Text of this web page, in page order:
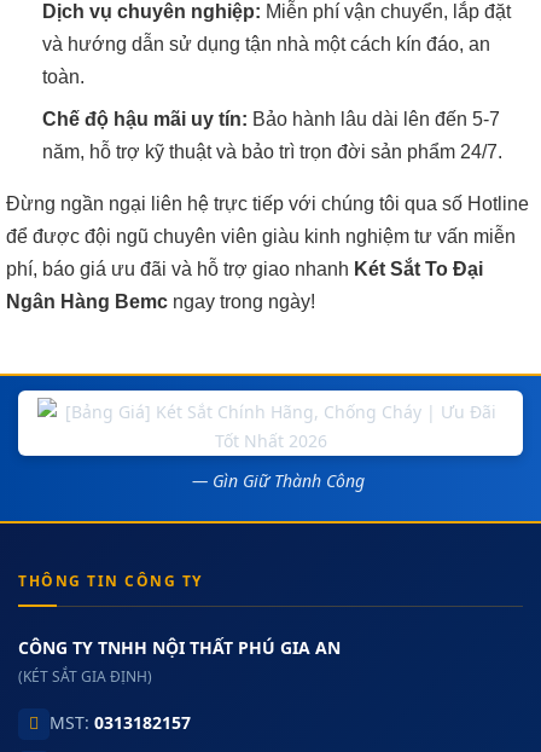
Dịch vụ chuyên nghiệp: Miễn phí vận chuyển, lắp đặt
và hướng dẫn sử dụng tận nhà một cách kín đáo, an
toàn.
Chế độ hậu mãi uy tín: Bảo hành lâu dài lên đến 5-7
năm, hỗ trợ kỹ thuật và bảo trì trọn đời sản phẩm 24/7.
Đừng ngần ngại liên hệ trực tiếp với chúng tôi qua số Hotline
để được đội ngũ chuyên viên giàu kinh nghiệm tư vấn miễn
phí, báo giá ưu đãi và hỗ trợ giao nhanh Két Sắt To Đại
Ngân Hàng Bemc ngay trong ngày!
— Gìn Giữ Thành Công
THÔNG TIN CÔNG TY
CÔNG TY TNHH NỘI THẤT PHÚ GIA AN
(KÉT SẮT GIA ĐỊNH)
MST: 0313182157